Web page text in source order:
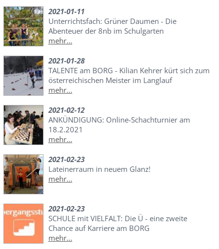
2021-01-11
Unterrichtsfach: Grüner Daumen - Die
Abenteuer der 8nb im Schulgarten
mehr...
2021-01-28
TALENTE am BORG - Kilian Kehrer kürt sich zum
österreichischen Meister im Langlauf
mehr...
2021-02-12
ANKÜNDIGUNG: Online-Schachturnier am
18.2.2021
mehr...
2021-02-23
Lateinerraum in neuem Glanz!
mehr...
2021-02-23
SCHULE mit VIELFALT: Die Ü - eine zweite
Chance auf Karriere am BORG
mehr...